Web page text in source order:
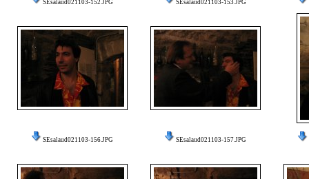
SEsalaud021103-152.JPG SEsalaud021103-153.JPG
SEsalaud021103-156.JPG SEsalaud021103-157.JPG